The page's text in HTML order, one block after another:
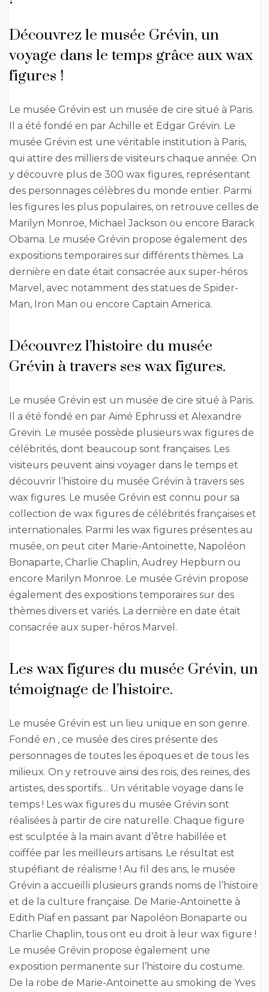
Découvrez le musée Grévin, un
voyage dans le temps grâce aux wax
figures !
Le musée Grévin est un musée de cire situé à Paris.
Il a été fondé en par Achille et Edgar Grévin. Le
musée Grévin est une véritable institution à Paris,
qui attire des milliers de visiteurs chaque année. On
y découvre plus de 300 wax figures, représentant
des personnages célèbres du monde entier. Parmi
les figures les plus populaires, on retrouve celles de
Marilyn Monroe, Michael Jackson ou encore Barack
Obama. Le musée Grévin propose également des
expositions temporaires sur différents thèmes. La
dernière en date était consacrée aux super-héros
Marvel, avec notamment des statues de Spider-
Man, Iron Man ou encore Captain America.
Découvrez l’histoire du musée
Grévin à travers ses wax figures.
Le musée Grévin est un musée de cire situé à Paris.
Il a été fondé en par Aimé Ephrussi et Alexandre
Grevin. Le musée possède plusieurs wax figures de
célébrités, dont beaucoup sont françaises. Les
visiteurs peuvent ainsi voyager dans le temps et
découvrir l’histoire du musée Grévin à travers ses
wax figures. Le musée Grévin est connu pour sa
collection de wax figures de célébrités françaises et
internationales. Parmi les wax figures présentes au
musée, on peut citer Marie-Antoinette, Napoléon
Bonaparte, Charlie Chaplin, Audrey Hepburn ou
encore Marilyn Monroe. Le musée Grévin propose
également des expositions temporaires sur des
thèmes divers et variés. La dernière en date était
consacrée aux super-héros Marvel.
Les wax figures du musée Grévin, un
témoignage de l’histoire.
Le musée Grévin est un lieu unique en son genre.
Fondé en , ce musée des cires présente des
personnages de toutes les époques et de tous les
milieux. On y retrouve ainsi des rois, des reines, des
artistes, des sportifs… Un véritable voyage dans le
temps ! Les wax figures du musée Grévin sont
réalisées à partir de cire naturelle. Chaque figure
est sculptée à la main avant d’être habillée et
coiffée par les meilleurs artisans. Le résultat est
stupéfiant de réalisme ! Au fil des ans, le musée
Grévin a accueilli plusieurs grands noms de l’histoire
et de la culture française. De Marie-Antoinette à
Edith Piaf en passant par Napoléon Bonaparte ou
Charlie Chaplin, tous ont eu droit à leur wax figure !
Le musée Grévin propose également une
exposition permanente sur l’histoire du costume.
De la robe de Marie-Antoinette au smoking de Yves